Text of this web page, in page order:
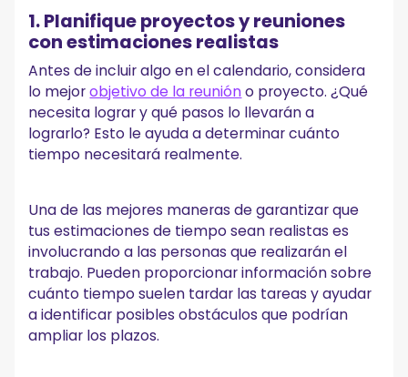
1. Planifique proyectos y reuniones
con estimaciones realistas
Antes de incluir algo en el calendario, considera
lo mejorobjetivo de la reunióno proyecto. ¿Qué
necesita lograr y qué pasos lo llevarán a
lograrlo? Esto le ayuda a determinar cuánto
tiempo necesitará realmente.
Una de las mejores maneras de garantizar que
tus estimaciones de tiempo sean realistas es
involucrando a las personas que realizarán el
trabajo. Pueden proporcionar información sobre
cuánto tiempo suelen tardar las tareas y ayudar
a identificar posibles obstáculos que podrían
ampliar los plazos.